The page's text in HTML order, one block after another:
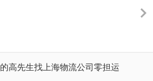
高先生找上海物流公司零担运